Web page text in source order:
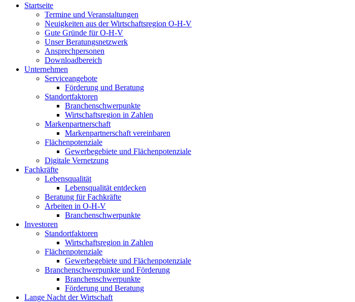
Startseite
Termine und Veranstaltungen
Neuigkeiten aus der Wirtschaftsregion O-H-V
Gute Gründe für O-H-V
Unser Beratungsnetzwerk
Ansprechpersonen
Downloadbereich
Unternehmen
Serviceangebote
Förderung und Beratung
Standortfaktoren
Branchenschwerpunkte
Wirtschaftsregion in Zahlen
Markenpartnerschaft
Markenpartnerschaft vereinbaren
Flächenpotenziale
Gewerbegebiete und Flächenpotenziale
Digitale Vernetzung
Fachkräfte
Lebensqualität
Lebensqualität entdecken
Beratung für Fachkräfte
Arbeiten in O-H-V
Branchenschwerpunkte
Investoren
Standortfaktoren
Wirtschaftsregion in Zahlen
Flächenpotenziale
Gewerbegebiete und Flächenpotenziale
Branchenschwerpunkte und Förderung
Branchenschwerpunkte
Förderung und Beratung
Lange Nacht der Wirtschaft